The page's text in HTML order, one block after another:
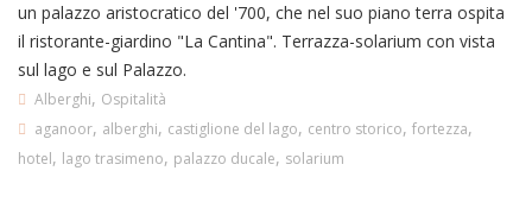
un palazzo aristocratico del '700, che nel suo piano terra ospita
il ristorante-giardino "La Cantina". Terrazza-solarium con vista
sul lago e sul Palazzo.
Alberghi, Ospitalità
aganoor, alberghi, castiglione del lago, centro storico, fortezza,
hotel, lago trasimeno, palazzo ducale, solarium